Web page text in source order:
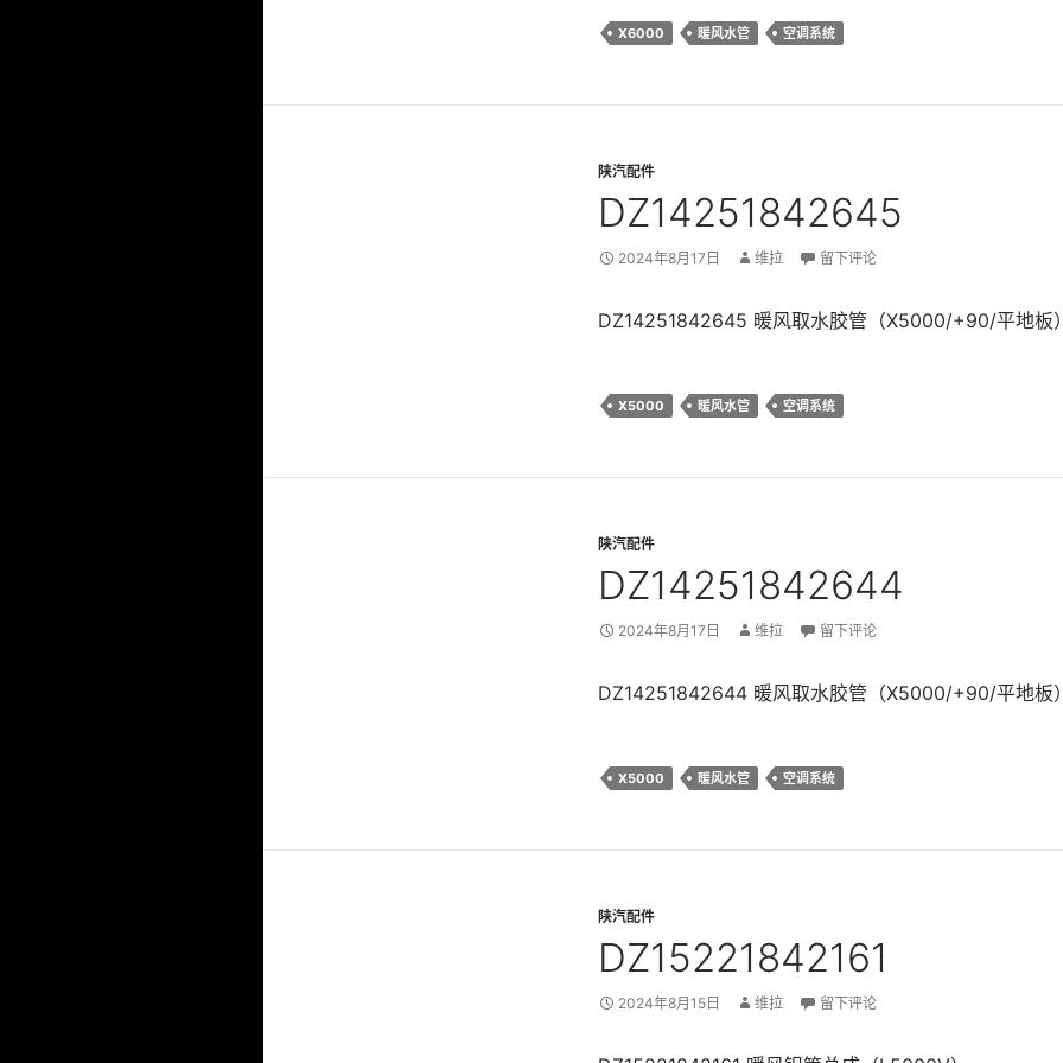
X6000 暖风水管 空调系统
陕汽配件
DZ14251842645
2024年8月17日 维拉 留下评论
DZ14251842645 暖风取水胶管（X5000/+90/平地板
X5000 暖风水管 空调系统
陕汽配件
DZ14251842644
2024年8月17日 维拉 留下评论
DZ14251842644 暖风取水胶管（X5000/+90/平地板
X5000 暖风水管 空调系统
陕汽配件
DZ15221842161
2024年8月15日 维拉 留下评论